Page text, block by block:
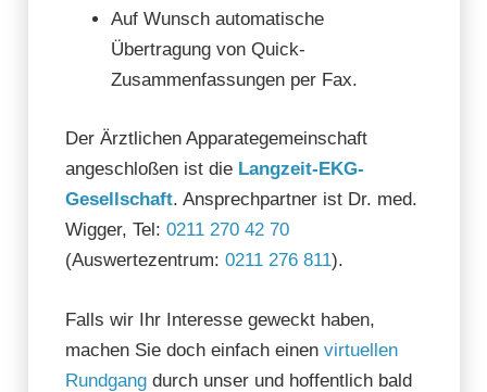
Auf Wunsch automatische
Übertragung von Quick-
Zusammenfassungen per Fax.
Der Ärztlichen Apparategemeinschaft
angeschloßen ist die Langzeit-EKG-
Gesellschaft. Ansprechpartner ist Dr. med.
Wigger, Tel: 0211 270 42 70
(Auswertezentrum: 0211 276 811).
Falls wir Ihr Interesse geweckt haben,
machen Sie doch einfach einen virtuellen
Rundgangdurch unser und hoffentlich bald